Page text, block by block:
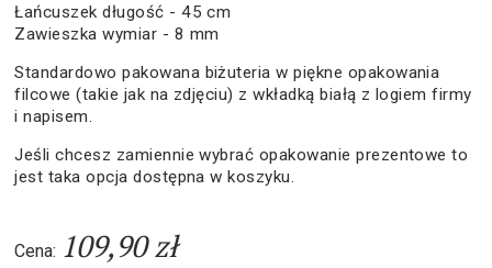
Łańcuszek długość - 45 cm
Zawieszka wymiar - 8 mm
Standardowo pakowana biżuteria w piękne opakowania
filcowe (takie jak na zdjęciu) z wkładką białą z logiem firmy
i napisem.
Jeśli chcesz zamiennie wybrać opakowanie prezentowe to
jest taka opcja dostępna w koszyku.
Cena: 109,90 zł